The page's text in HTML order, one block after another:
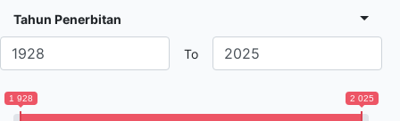
Tahun Penerbitan
To
1 928 2 025